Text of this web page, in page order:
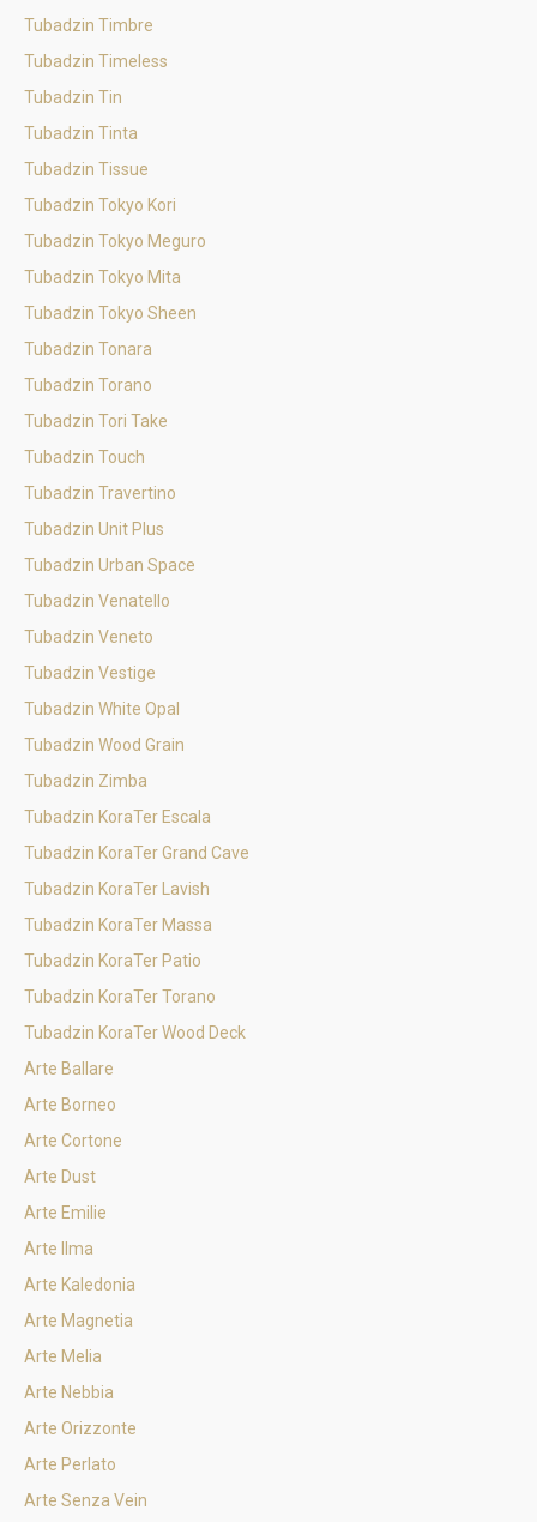
Tubadzin Timbre
Tubadzin Timeless
Tubadzin Tin
Tubadzin Tinta
Tubadzin Tissue
Tubadzin Tokyo Kori
Tubadzin Tokyo Meguro
Tubadzin Tokyo Mita
Tubadzin Tokyo Sheen
Tubadzin Tonara
Tubadzin Torano
Tubadzin Tori Take
Tubadzin Touch
Tubadzin Travertino
Tubadzin Unit Plus
Tubadzin Urban Space
Tubadzin Venatello
Tubadzin Veneto
Tubadzin Vestige
Tubadzin White Opal
Tubadzin Wood Grain
Tubadzin Zimba
Tubadzin KoraTer Escala
Tubadzin KoraTer Grand Cave
Tubadzin KoraTer Lavish
Tubadzin KoraTer Massa
Tubadzin KoraTer Patio
Tubadzin KoraTer Torano
Tubadzin KoraTer Wood Deck
Arte Ballare
Arte Borneo
Arte Cortone
Arte Dust
Arte Emilie
Arte Ilma
Arte Kaledonia
Arte Magnetia
Arte Melia
Arte Nebbia
Arte Orizzonte
Arte Perlato
Arte Senza Vein